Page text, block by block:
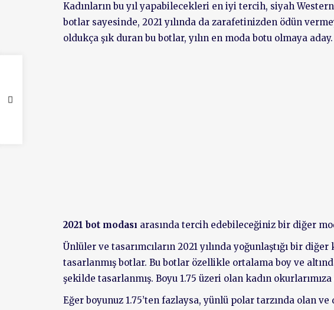
Kadınların bu yıl yapabilecekleri en iyi tercih, siyah
botlar sayesinde, 2021 yılında da zarafetinizden ödün
oldukça şık duran bu botlar, yılın en moda botu olmaya aday.
2021 bot modası arasında tercih edebileceğiniz bir diğer
Ünlüler ve tasarımcıların 2021 yılında yoğunlaştığı bir
tasarlanmış botlar. Bu botlar özellikle ortalama boy ve
şekilde tasarlanmış. Boyu 1.75 üzeri olan kadın
Eğer boyunuz 1.75’ten fazlaysa, yünlü polar tarzında olan